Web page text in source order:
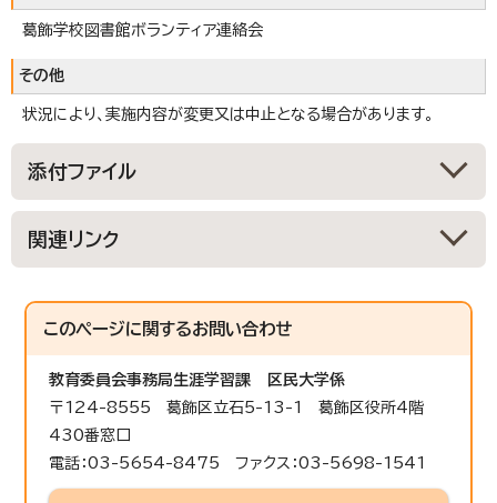
葛飾学校図書館ボランティア連絡会
その他
状況により、実施内容が変更又は中止となる場合があります。
添付ファイル
関連リンク
このページに関するお問い合わせ
教育委員会事務局生涯学習課
区民大学係
〒124-8555 葛飾区立石5-13-1 葛飾区役所4階
430番窓口
電話：03-5654-8475 ファクス：03-5698-1541